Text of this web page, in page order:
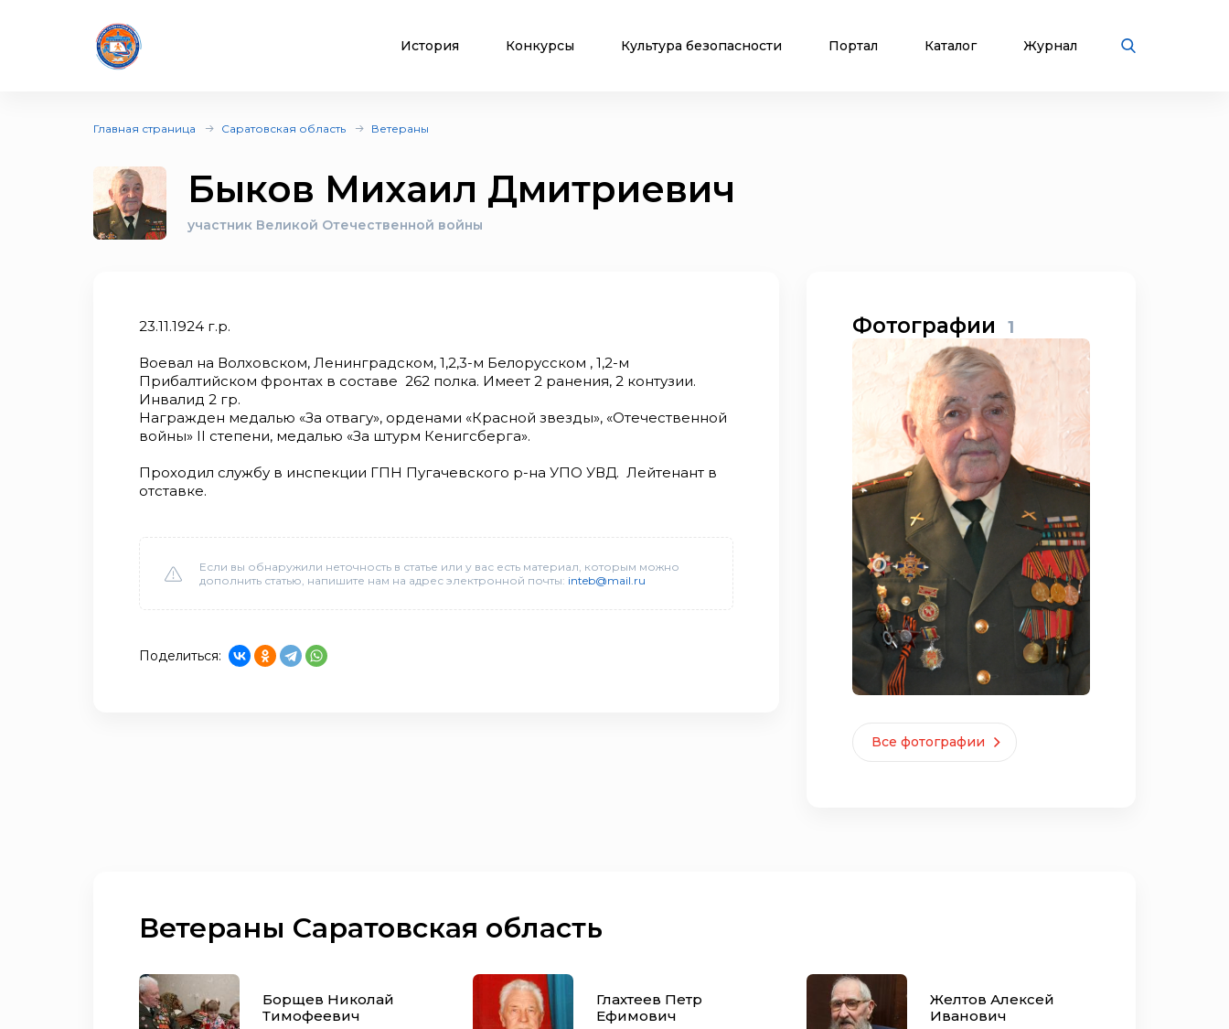
История Конкурсы Культура безопасности Портал Каталог Журнал
Главная страница Саратовская область Ветераны
Быков Михаил Дмитриевич
участник Великой Отечественной войны
23.11.1924 г.р.
Воевал на Волховском, Ленинградском, 1,2,3-м Белорусском , 1,2-м
Прибалтийском фронтах в составе 262 полка. Имеет 2 ранения, 2 контузии.
Инвалид 2 гр.
Награжден медалью «За отвагу», орденами «Красной звезды», «Отечественной
войны» II степени, медалью «За штурм Кенигсберга».
Проходил службу в инспекции ГПН Пугачевского p-на УПО УВД. Лейтенант в
отставке.
Если вы обнаружили неточность в статье или у вас есть материал, которым можно
дополнить статью, напишите нам на адрес электронной почты: inteb@mail.ru
Поделиться:
Фотографии 1
Все фотографии
Ветераны Саратовская область
Борщев Николай
Тимофеевич
Глахтеев Петр
Ефимович
Желтов Алексей
Иванович